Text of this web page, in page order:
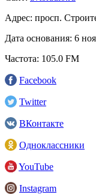
Адрес: просп.
Дата основания: 6
Частота: 105.0 FM
Facebook
Twitter
ВКонтакте
Одноклассники
YouTube
Instagram